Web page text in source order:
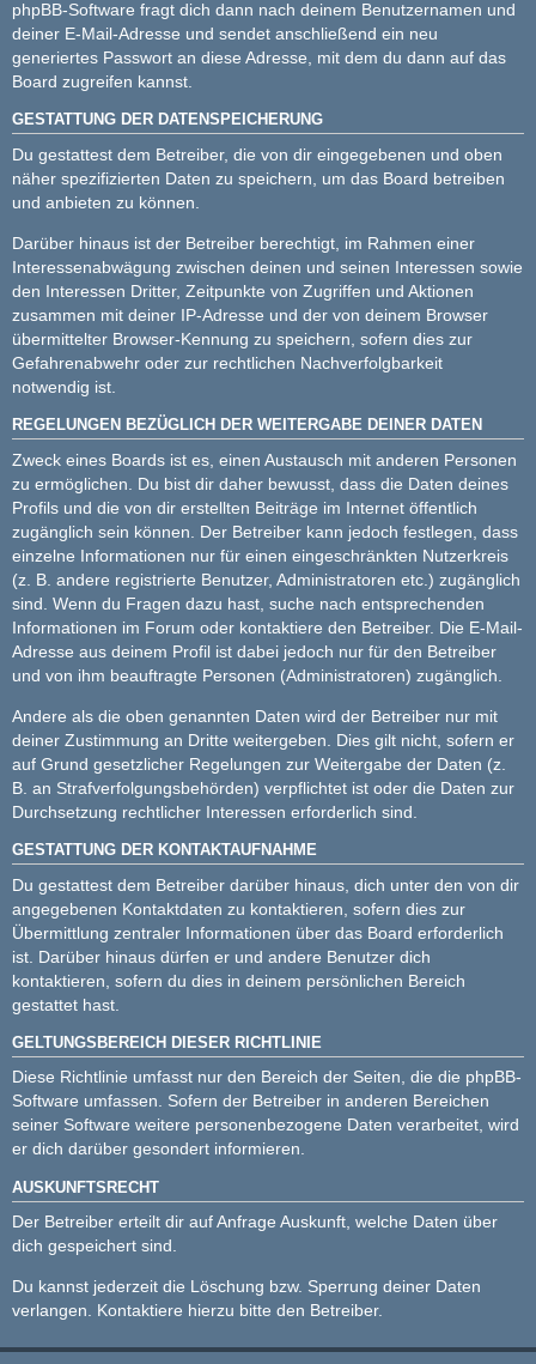
phpBB-Software fragt dich dann nach deinem Benutzernamen und
deiner E-Mail-Adresse und sendet anschließend ein neu
generiertes Passwort an diese Adresse, mit dem du dann auf das
Board zugreifen kannst.
GESTATTUNG DER DATENSPEICHERUNG
Du gestattest dem Betreiber, die von dir eingegebenen und oben
näher spezifizierten Daten zu speichern, um das Board betreiben
und anbieten zu können.
Darüber hinaus ist der Betreiber berechtigt, im Rahmen einer
Interessenabwägung zwischen deinen und seinen Interessen sowie
den Interessen Dritter, Zeitpunkte von Zugriffen und Aktionen
zusammen mit deiner IP-Adresse und der von deinem Browser
übermittelter Browser-Kennung zu speichern, sofern dies zur
Gefahrenabwehr oder zur rechtlichen Nachverfolgbarkeit
notwendig ist.
REGELUNGEN BEZÜGLICH DER WEITERGABE DEINER DATEN
Zweck eines Boards ist es, einen Austausch mit anderen Personen
zu ermöglichen. Du bist dir daher bewusst, dass die Daten deines
Profils und die von dir erstellten Beiträge im Internet öffentlich
zugänglich sein können. Der Betreiber kann jedoch festlegen, dass
einzelne Informationen nur für einen eingeschränkten Nutzerkreis
(z. B. andere registrierte Benutzer, Administratoren etc.) zugänglich
sind. Wenn du Fragen dazu hast, suche nach entsprechenden
Informationen im Forum oder kontaktiere den Betreiber. Die E-Mail-
Adresse aus deinem Profil ist dabei jedoch nur für den Betreiber
und von ihm beauftragte Personen (Administratoren) zugänglich.
Andere als die oben genannten Daten wird der Betreiber nur mit
deiner Zustimmung an Dritte weitergeben. Dies gilt nicht, sofern er
auf Grund gesetzlicher Regelungen zur Weitergabe der Daten (z.
B. an Strafverfolgungsbehörden) verpflichtet ist oder die Daten zur
Durchsetzung rechtlicher Interessen erforderlich sind.
GESTATTUNG DER KONTAKTAUFNAHME
Du gestattest dem Betreiber darüber hinaus, dich unter den von dir
angegebenen Kontaktdaten zu kontaktieren, sofern dies zur
Übermittlung zentraler Informationen über das Board erforderlich
ist. Darüber hinaus dürfen er und andere Benutzer dich
kontaktieren, sofern du dies in deinem persönlichen Bereich
gestattet hast.
GELTUNGSBEREICH DIESER RICHTLINIE
Diese Richtlinie umfasst nur den Bereich der Seiten, die die phpBB-
Software umfassen. Sofern der Betreiber in anderen Bereichen
seiner Software weitere personenbezogene Daten verarbeitet, wird
er dich darüber gesondert informieren.
AUSKUNFTSRECHT
Der Betreiber erteilt dir auf Anfrage Auskunft, welche Daten über
dich gespeichert sind.
Du kannst jederzeit die Löschung bzw. Sperrung deiner Daten
verlangen. Kontaktiere hierzu bitte den Betreiber.